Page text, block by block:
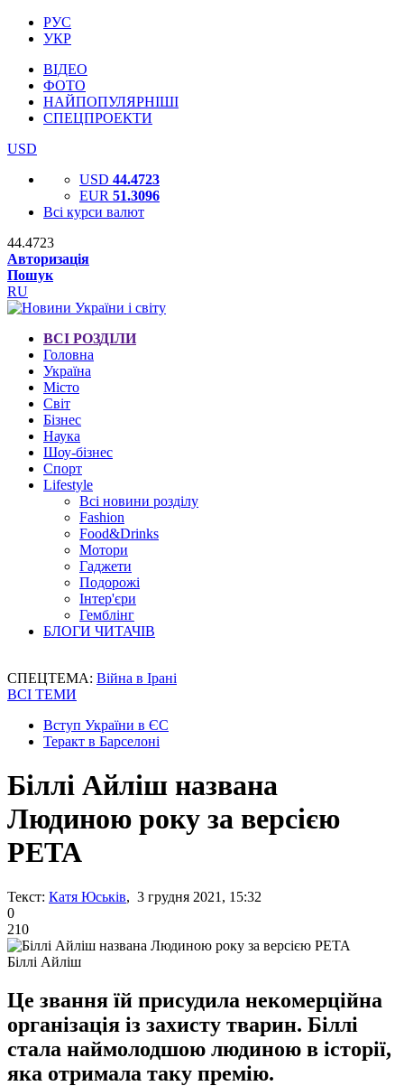
РУС
УКР
ВІДЕО
ФОТО
НАЙПОПУЛЯРНІШІ
СПЕЦПРОЕКТИ
USD
USD 44.4723
EUR 51.3096
Всі курси валют
44.4723
Авторизація
Пошук
RU
ВСІ РОЗДІЛИ
Головна
Україна
Місто
Світ
Бізнес
Наука
Шоу-бізнес
Спорт
Lifestyle
Всі новини розділу
Fashion
Food&Drinks
Мотори
Гаджети
Подорожі
Інтер'єри
Гемблінг
БЛОГИ ЧИТАЧІВ
СПЕЦТЕМА: Війна в Ірані
ВСІ ТЕМИ
Вступ України в ЄС
Теракт в Барселоні
Біллі Айліш названа
Людиною року за версією
PETA
Текст: Катя Юськів, 3 грудня 2021, 15:32
0
210
Біллі Айліш
Це звання їй присудила некомерційна
організація із захисту тварин. Біллі
стала наймолодшою людиною в історії,
яка отримала таку премію.